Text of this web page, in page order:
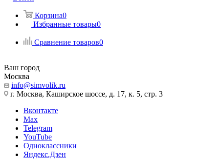
Корзина0
Избранные товары0
Сравнение товаров0
Ваш город
Москва
info@simvolik.ru
г. Москва, Каширское шоссе, д. 17, к. 5, стр. 3
Вконтакте
Max
Telegram
YouTube
Одноклассники
Яндекс.Дзен